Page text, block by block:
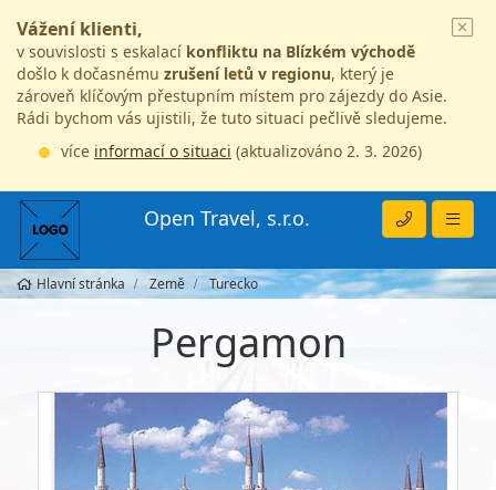
Vážení klienti,
v souvislosti s eskalací konfliktu na Blízkém východě
došlo k dočasnému zrušení letů v regionu, který je
zároveň klíčovým přestupním místem pro zájezdy do Asie.
Rádi bychom vás ujistili, že tuto situaci pečlivě sledujeme.
více informací o situaci (aktualizováno 2. 3. 2026)
Open Travel, s.r.o.
Hlavní stránka Země Turecko
Pergamon